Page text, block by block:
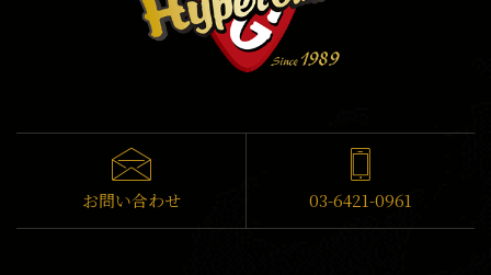
お問い合わせ 03-6421-0961